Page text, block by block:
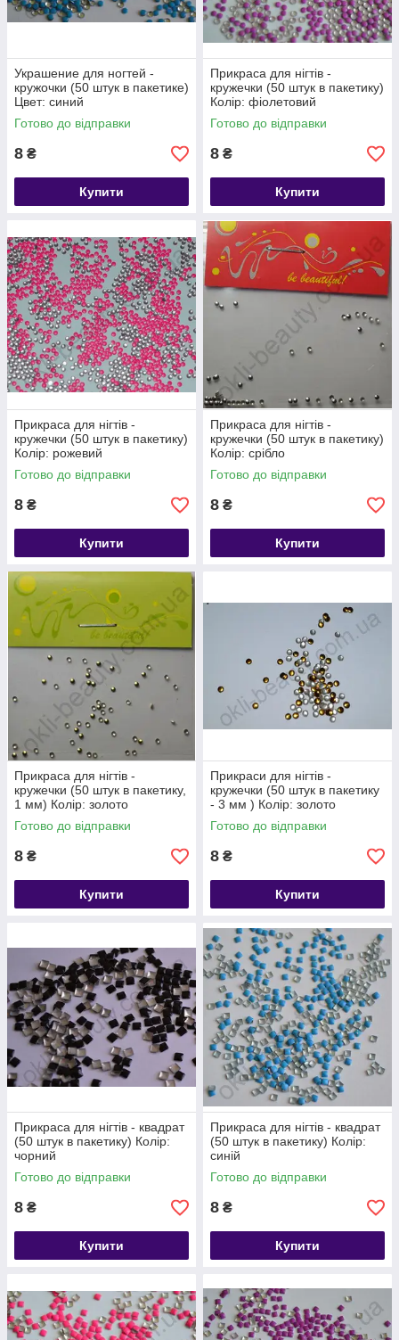
Украшение для ногтей -
кружочки (50 штук в пакетике)
Цвет: синий
Готово до відправки
8 ₴
Купити
Прикраса для нігтів -
кружечки (50 штук в пакетику)
Колір: фіолетовий
Готово до відправки
8 ₴
Купити
Прикраса для нігтів -
кружечки (50 штук в пакетику)
Колір: рожевий
Готово до відправки
8 ₴
Купити
Прикраса для нігтів -
кружечки (50 штук в пакетику)
Колір: срібло
Готово до відправки
8 ₴
Купити
Прикраса для нігтів -
кружечки (50 штук в пакетику,
1 мм) Колір: золото
Готово до відправки
8 ₴
Купити
Прикраси для нігтів -
кружечки (50 штук в пакетику
- 3 мм ) Колір: золото
Готово до відправки
8 ₴
Купити
Прикраса для нігтів - квадрат
(50 штук в пакетику) Колір:
чорний
Готово до відправки
8 ₴
Купити
Прикраса для нігтів - квадрат
(50 штук в пакетику) Колір:
синій
Готово до відправки
8 ₴
Купити